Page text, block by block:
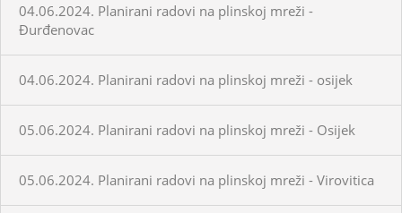
04.06.2024. Planirani radovi na plinskoj mreži -
Đurđenovac
04.06.2024. Planirani radovi na plinskoj mreži - osijek
05.06.2024. Planirani radovi na plinskoj mreži - Osijek
05.06.2024. Planirani radovi na plinskoj mreži - Virovitica